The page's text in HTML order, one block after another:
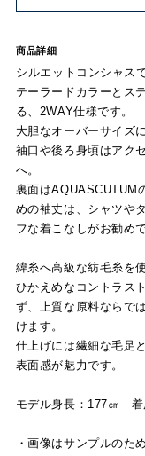
商品詳細
シルエットコンシャス
テーラードカラーとス
る、2WAY仕様です。
大胆なオーバーサイズ
袖口や後ろ身頃はアク
へ。
裏面はAQUASCUTUM
めの袖丈は、シャツや
フな着こなしがお勧めで
緯糸へ高級な紡毛糸を
ひかえめなコントラス
ず、上質な原料ならで
けます。
仕上げには繊細な毛足
表面感が魅力です。
モデル身長：177㎝ 着
・画像はサンプルのた